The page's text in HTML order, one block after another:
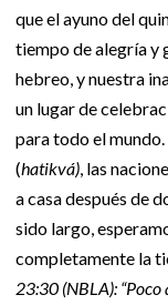
que el ayuno del
tiempo de alegría y
hebreo, y nuestra
un lugar de
para todo el
(hatikvá) , las
a casa después de
sido largo,
completamente la
23:30 (NBLA):